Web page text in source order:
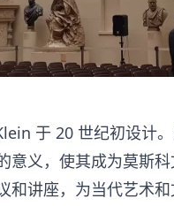
于 20 世纪初设计
义，使其成为莫斯科
讲座，为当代艺术